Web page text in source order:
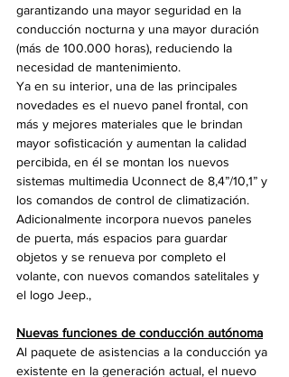
garantizando una mayor seguridad en la
conducción nocturna y una mayor duración
(más de 100.000 horas), reduciendo la
necesidad de mantenimiento.
Ya en su interior, una de las principales
novedades es el nuevo panel frontal, con
más y mejores materiales que le brindan
mayor sofisticación y aumentan la calidad
percibida, en él se montan los nuevos
sistemas multimedia Uconnect de 8,4”/10,1” y
los comandos de control de climatización.
Adicionalmente incorpora nuevos paneles
de puerta, más espacios para guardar
objetos y se renueva por completo el
volante, con nuevos comandos satelitales y
el logo Jeep.,
Nuevas funciones de conducción autónoma
Al paquete de asistencias a la conducción ya
existente en la generación actual, el nuevo